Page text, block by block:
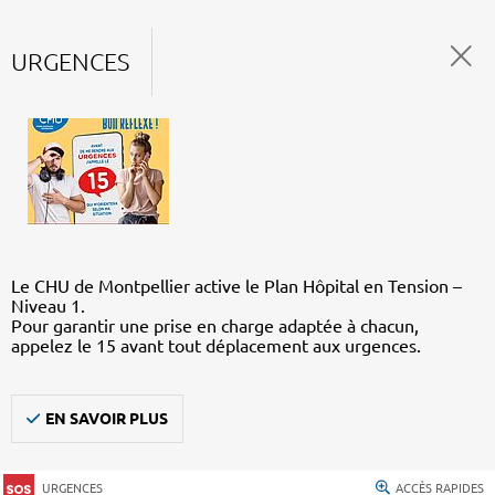
URGENCES
Le CHU de Montpellier active le Plan Hôpital en Tension –
Niveau 1.
Pour garantir une prise en charge adaptée à chacun,
appelez le 15 avant tout déplacement aux urgences.
EN SAVOIR PLUS
URGENCES ACCÈS RAPIDES